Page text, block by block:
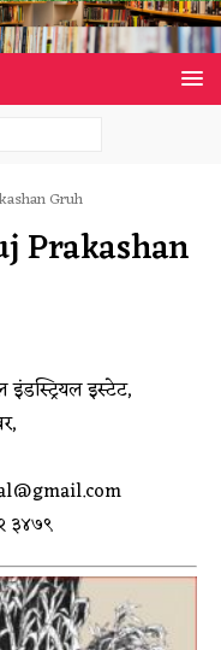
Gruh
Prakashan
इंडस्ट्रियल इस्टेट,
३४७९